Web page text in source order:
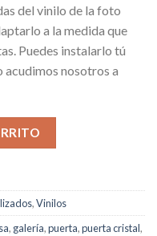
del vinilo de la foto
a la medida que
Puedes instalarlo tú
acudimos nosotros a
,Vinilos
, galería,puerta,puerta cristal,